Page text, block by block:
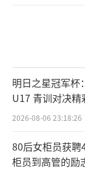
明日之星冠军杯
U17 青训对决精
2026-08-06 23:18:26
80后女柜员获
柜员到高管的励